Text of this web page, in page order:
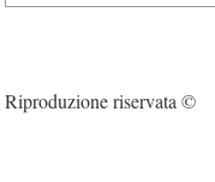
Riproduzione riservata ©